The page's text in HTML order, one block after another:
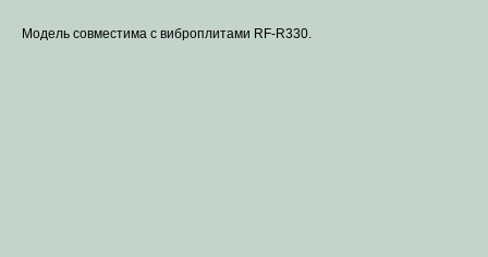
Модель совместима с виброплитами RF-R330.